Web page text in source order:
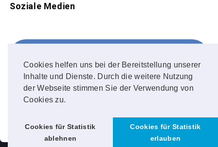
Cookies helfen uns bei der Bereitstellung unserer
Inhalte und Dienste. Durch die weitere Nutzung
der Webseite stimmen Sie der Verwendung von
Cookies zu.
Cookies für Statistik
ablehnen
Cookies für Statistik
erlauben
Soziale Medien
FOLLOW ME!
Instagram
OUR PHOTOS!